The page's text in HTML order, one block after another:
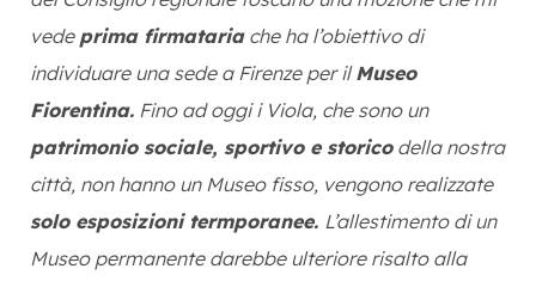
vede prima firmatariache ha l’obiettivo di
individuare una sede a Firenze per ilMuseo
Fiorentina. Fino ad oggi i Viola, che sono un
patrimonio sociale, sportivo e storicodella nostra
città, non hanno un Museo fisso, vengono realizzate
solo esposizioni termporanee. L’allestimento di un
Museo permanente darebbe ulteriore risalto alla